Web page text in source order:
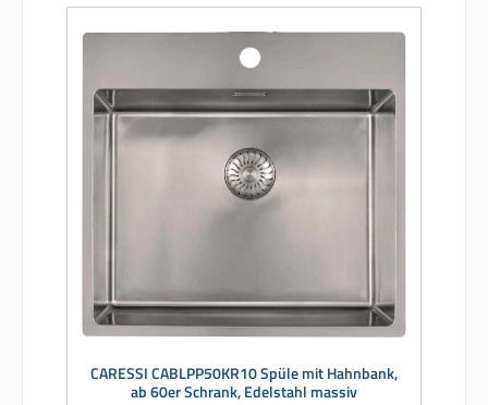
CARESSI CABLPP50KR10 Spüle mit Hahnbank,
ab 60er Schrank, Edelstahl massiv